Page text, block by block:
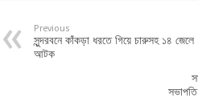
Previous
সুন্দরবনে কাঁকড়া ধরতে গিয়ে চারুসহ ১৪ জেলে
আটক